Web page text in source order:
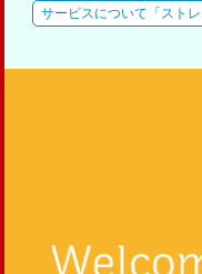
サービスについて「ストレ